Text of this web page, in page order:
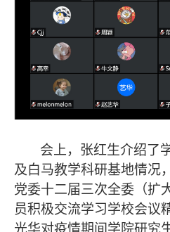
会上，张红生介绍了
及白马教学科研基地情况
党委十二届三次全委（扩
员积极交流学习学校会议
光华对疫情期间学院研究